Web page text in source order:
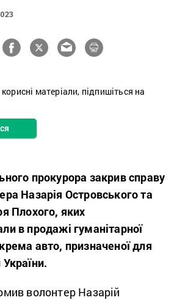
матеріали, підпишіться на
прокурора закрив справу
Назарія Островського та
Плохого, яких
в продажі гуманітарної
авто, призначеної для
волонтер Назарій